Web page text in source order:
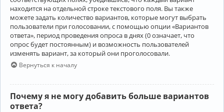
находится на отдельной строке текстового поля. Вы также
можете задать количество вариантов, которые могут выбрать
пользователи при голосовании, с помощью опции «Вариантов
ответа», период проведения опроса в днях (0 означает, что
опрос будет постоянным) и возможность пользователей
изменять вариант, за который они проголосовали.
Вернуться к началу
Почему я не могу добавить больше вариантов
ответа?